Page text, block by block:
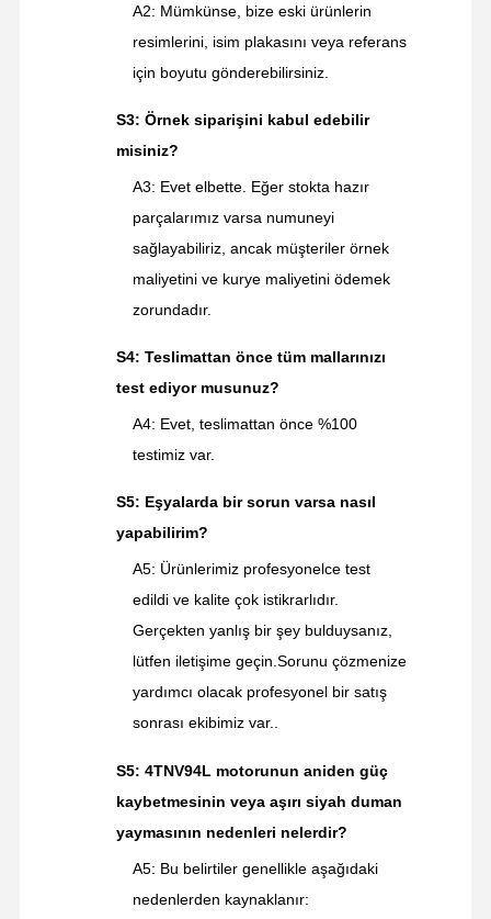
A2: Mümkünse, bize eski ürünlerin
resimlerini, isim plakasını veya referans
için boyutu gönderebilirsiniz.
S3: Örnek siparişini kabul edebilir
misiniz?
A3: Evet elbette. Eğer stokta hazır
parçalarımız varsa numuneyi
sağlayabiliriz, ancak müşteriler örnek
maliyetini ve kurye maliyetini ödemek
zorundadır.
S4: Teslimattan önce tüm mallarınızı
test ediyor musunuz?
A4: Evet, teslimattan önce %100
testimiz var.
S5: Eşyalarda bir sorun varsa nasıl
yapabilirim?
A5: Ürünlerimiz profesyonelce test
edildi ve kalite çok istikrarlıdır.
Gerçekten yanlış bir şey bulduysanız,
lütfen iletişime geçin.Sorunu çözmenize
yardımcı olacak profesyonel bir satış
sonrası ekibimiz var..
S5: 4TNV94L motorunun aniden güç
kaybetmesinin veya aşırı siyah duman
yaymasının nedenleri nelerdir?
A5: Bu belirtiler genellikle aşağıdaki
nedenlerden kaynaklanır: